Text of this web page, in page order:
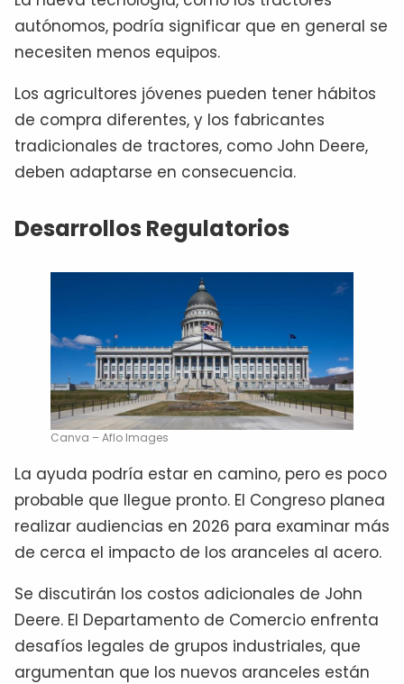
autónomos, podría significar que en general se
necesiten menos equipos.
Los agricultores jóvenes pueden tener hábitos
de compra diferentes, y los fabricantes
tradicionales de tractores, como John Deere,
deben adaptarse en consecuencia.
Desarrollos Regulatorios
Canva – Aflo Images
La ayuda podría estar en camino, pero es poco
probable que llegue pronto. El Congreso planea
realizar audiencias en 2026 para examinar más
de cerca el impacto de los aranceles al acero.
Se discutirán los costos adicionales de John
Deere. El Departamento de Comercio enfrenta
desafíos legales de grupos industriales, que
argumentan que los nuevos aranceles están